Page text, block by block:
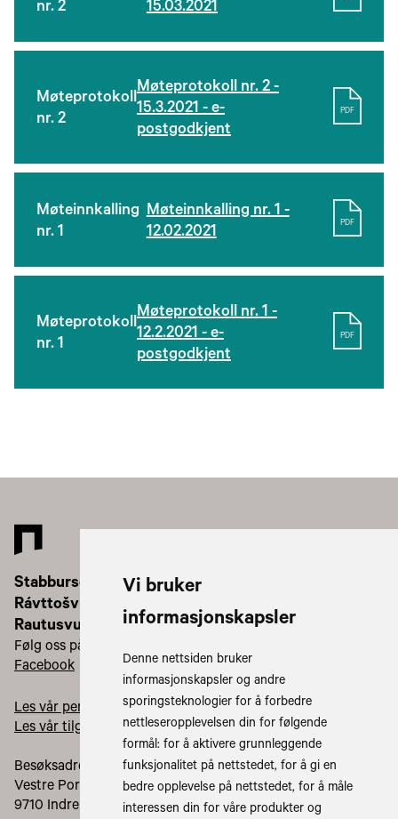
Vi bruker
informasjonskapsler
Denne nettsiden bruker
informasjonskapsler og andre
sporingsteknologier for å forbedre
nettleseropplevelsen din for følgende
formål: for å aktivere grunnleggende
funksjonalitet på nettstedet, for å gi en
bedre opplevelse på nettstedet, for å måle
interessen din for våre produkter og
nr. 2
15.03.2021
Møteprotokoll
nr. 2
Møteprotokoll nr. 2 -
15.3.2021 - e-
postgodkjent
PDF
Møteinnkalling
nr. 1
Møteinnkalling nr. 1 -
12.02.2021
PDF
Møteprotokoll
nr. 1
Møteprotokoll nr. 1 -
12.2.2021 - e-
postgodkjent
PDF
Stabbursdalen nasjonalparkstyre/
Rávttošvuomi álbmotmeahccestivra/
Rautusvuoman kanalistarhaan johtokunta
Følg oss på:
Facebook
Les vår personvernerklæring
Les vår tilgjengelighetserklæring
Besøksadresse:
Vestre Porsangerveien 1335
9710 Indre Billefjord